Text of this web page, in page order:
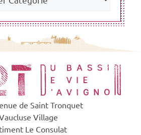
de Saint Tronquet
Village
Le Consulat